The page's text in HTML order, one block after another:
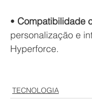
• Compatibilidade
personalização e
Hyperforce.
TECNOLOGIA